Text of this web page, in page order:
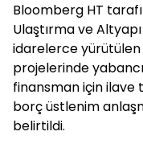
Bloomberg HT
Ulaştırma ve
idarelerce
projelerinde
finansman için ilave
borç üstlenim
belirtildi.